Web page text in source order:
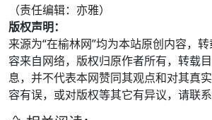
（责任编辑：亦雅）
版权声明：
来源为“在榆林网”均为本站原创内容，
容来自网络，版权归原作者所有，转载
息，并不代表本网赞同其观点和对其真
容有误，或对版权等其它有异议，请联系